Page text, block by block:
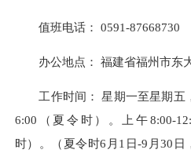
值班电话： 0591-87668730
办公地点： 福建省福州市东
工作时间： 星期一至星期五
6:00（夏令时）。上午8:00-
时）。
（夏令时6月1日-9月30